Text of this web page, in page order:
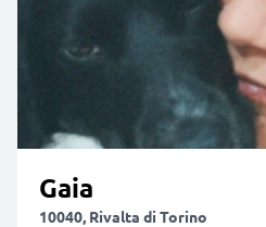
Gaia
10040, Rivalta di Torino